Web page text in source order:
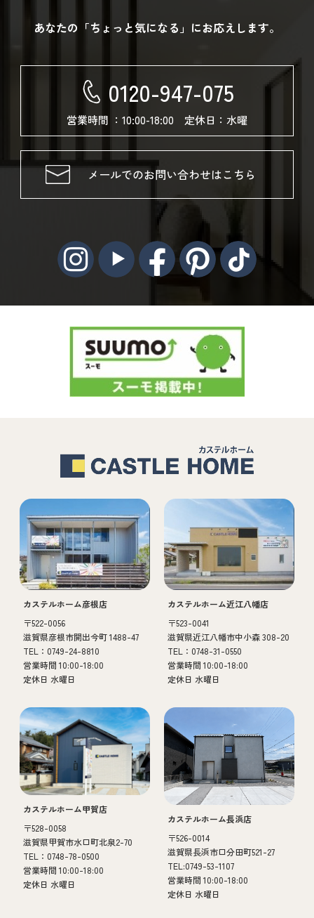
あなたの「ちょっと気になる」にお応えします。
0120-947-075
営業時間 ：10:00-18:00 定休日：水曜
メールでのお問い合わせはこちら
カステルホーム彦根店
〒522-0056
滋賀県彦根市開出今町 1488-47
TEL：0749-24-8810
営業時間 10:00-18:00
定休日 水曜日
カステルホーム近江八幡店
〒523-0041
滋賀県近江八幡市中小森 308-20
TEL：0748-31-0550
営業時間 10:00-18:00
定休日 水曜日
カステルホーム甲賀店
〒528-0058
滋賀県甲賀市水口町北泉2-70
TEL：0748-78-0500
営業時間 10:00-18:00
定休日 水曜日
カステルホーム長浜店
〒526-0014
滋賀県長浜市口分田町521-27
TEL:0749-53-1107
営業時間 10:00-18:00
定休日 水曜日